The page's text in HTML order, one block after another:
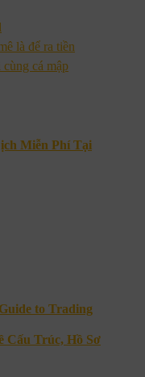
là để ra tiền
cá mập
Miễn Phí Tại
to Trading
Cấu Trúc, Hồ Sơ